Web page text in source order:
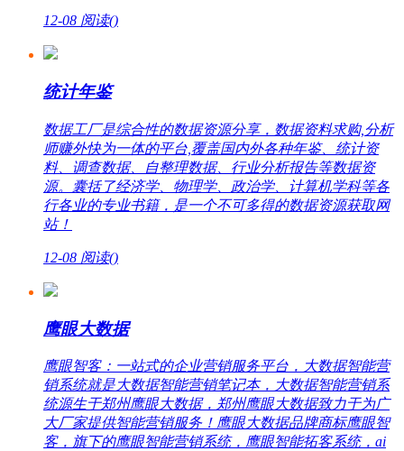
12-08 阅读()
统计年鉴
数据工厂是综合性的数据资源分享，数据资料求购,分析
师赚外快为一体的平台,覆盖国内外各种年鉴、统计资
料、调查数据、自整理数据、行业分析报告等数据资
源。囊括了经济学、物理学、政治学、计算机学科等各
行各业的专业书籍，是一个不可多得的数据资源获取网
站！
12-08 阅读()
鹰眼大数据
鹰眼智客：一站式的企业营销服务平台，大数据智能营
销系统就是大数据智能营销笔记本，大数据智能营销系
统源生于郑州鹰眼大数据，郑州鹰眼大数据致力于为广
大厂家提供智能营销服务！鹰眼大数据品牌商标鹰眼智
客，旗下的鹰眼智能营销系统，鹰眼智能拓客系统，ai